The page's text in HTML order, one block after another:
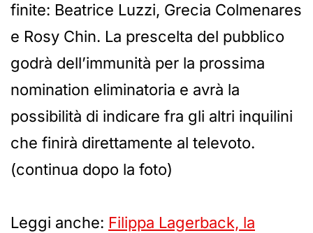
finite: Beatrice Luzzi, Grecia Colmenares
e Rosy Chin. La prescelta del pubblico
godrà dell’immunità per la prossima
nomination eliminatoria e avrà la
possibilità di indicare fra gli altri inquilini
che finirà direttamente al televoto.
(continua dopo la foto)
Leggi anche: Filippa Lagerback, la